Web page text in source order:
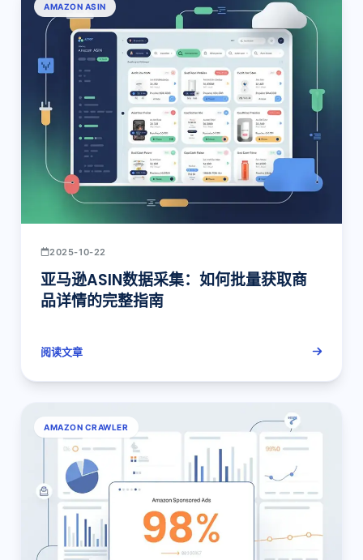
AMAZON ASIN
2025-10-22
亚马逊ASIN数据采集：如何批量获取商
品详情的完整指南
阅读文章
AMAZON CRAWLER